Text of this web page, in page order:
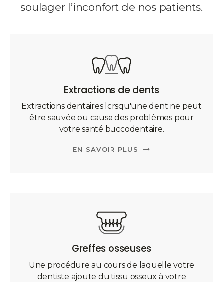
soulager l’inconfort de nos patients.
Extractions de dents
Extractions dentaires lorsqu'une dent ne peut
être sauvée ou cause des problèmes pour
votre santé buccodentaire.
EN SAVOIR PLUS
Greffes osseuses
Une procédure au cours de laquelle votre
dentiste ajoute du tissu osseux à votre